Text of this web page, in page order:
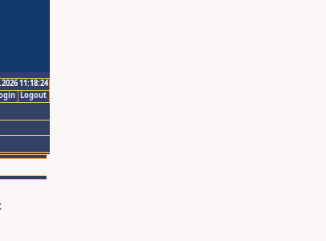
11:18:24
Logout